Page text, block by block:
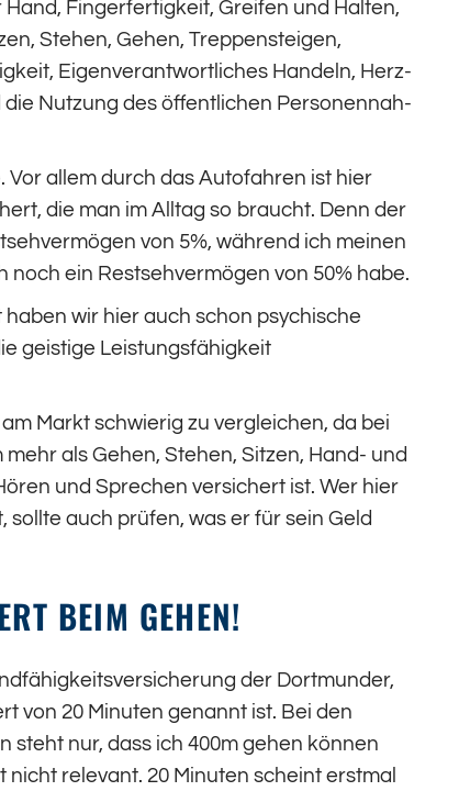
Fingerfertigkeit, Greifen und Halten,
Stehen, Gehen, Treppensteigen,
Eigenverantwortliches Handeln, Herz-
Nutzung des öffentlichen Personennah-
Vor allem durch das Autofahren ist hier
die man im Alltag so braucht. Denn der
von 5%, während ich meinen
noch ein Restsehvermögen von 50% habe.
wir hier auch schon psychische
geistige Leistungsfähigkeit
Markt schwierig zu vergleichen, da bei
als Gehen, Stehen, Sitzen, Hand- und
und Sprechen versichert ist. Wer hier
auch prüfen, was er für sein Geld
BEIM GEHEN!
der Dortmunder,
von 20 Minuten genannt ist. Bei den
nur, dass ich 400m gehen können
relevant. 20 Minuten scheint erstmal